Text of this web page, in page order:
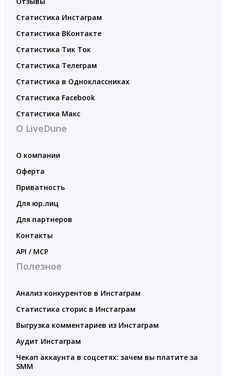
Статистика Инстаграм
Статистика ВКонтакте
Статистика Тик Ток
Статистика Телеграм
Статистика в Одноклассниках
Статистика Facebook
Статистика Макс
О LiveDune
О компании
Оферта
Приватность
Для юр.лиц
Для партнеров
Контакты
API / MCP
Полезное
Анализ конкурентов в Инстаграм
Статистика сторис в Инстаграм
Выгрузка комментариев из Инстаграм
Аудит Инстаграм
Чекап аккаунта в соцсетях: зачем вы платите за
SMM